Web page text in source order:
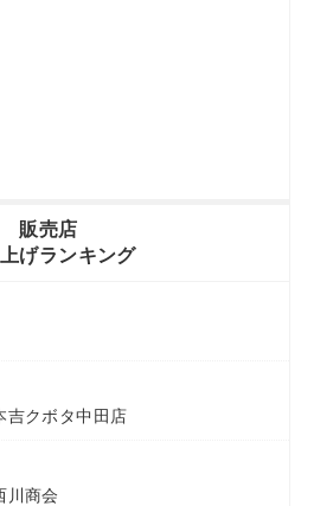
販売店
げランキング
クボタ中田店
商会